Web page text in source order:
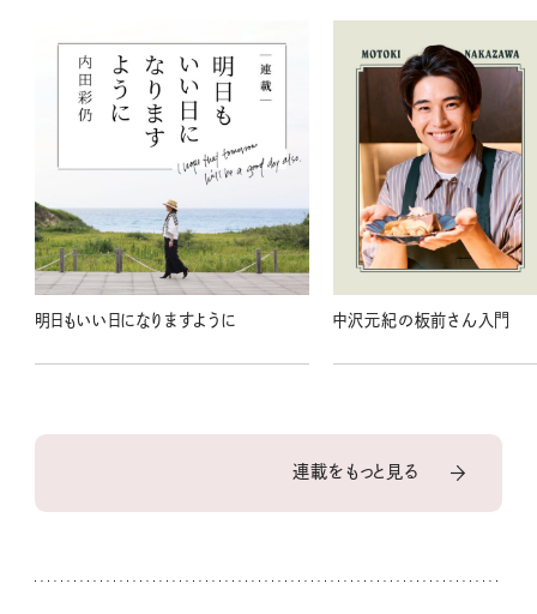
明日もいい日になりますように 中沢元紀の板前さん入門
連載をもっと見る